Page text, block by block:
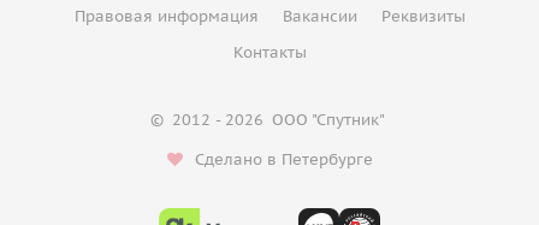
Правовая информация
Вакансии
Реквизиты
Контакты
© 2012 - 2026 ООО "Спутник"
Сделано в Петербурге